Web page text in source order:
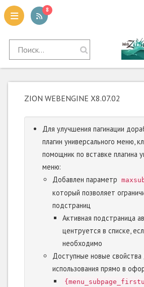
8
ZION WEBENGINE X8.07.02
Для улучшения пагинации
плагин универсального меню,
помощник по вставке плагина
меню:
Добавлен параметр
который позволяет
подстраниц
Активная подстраница
центруется в списке,
необходимо
Доступные новые свойства
использования прямо в